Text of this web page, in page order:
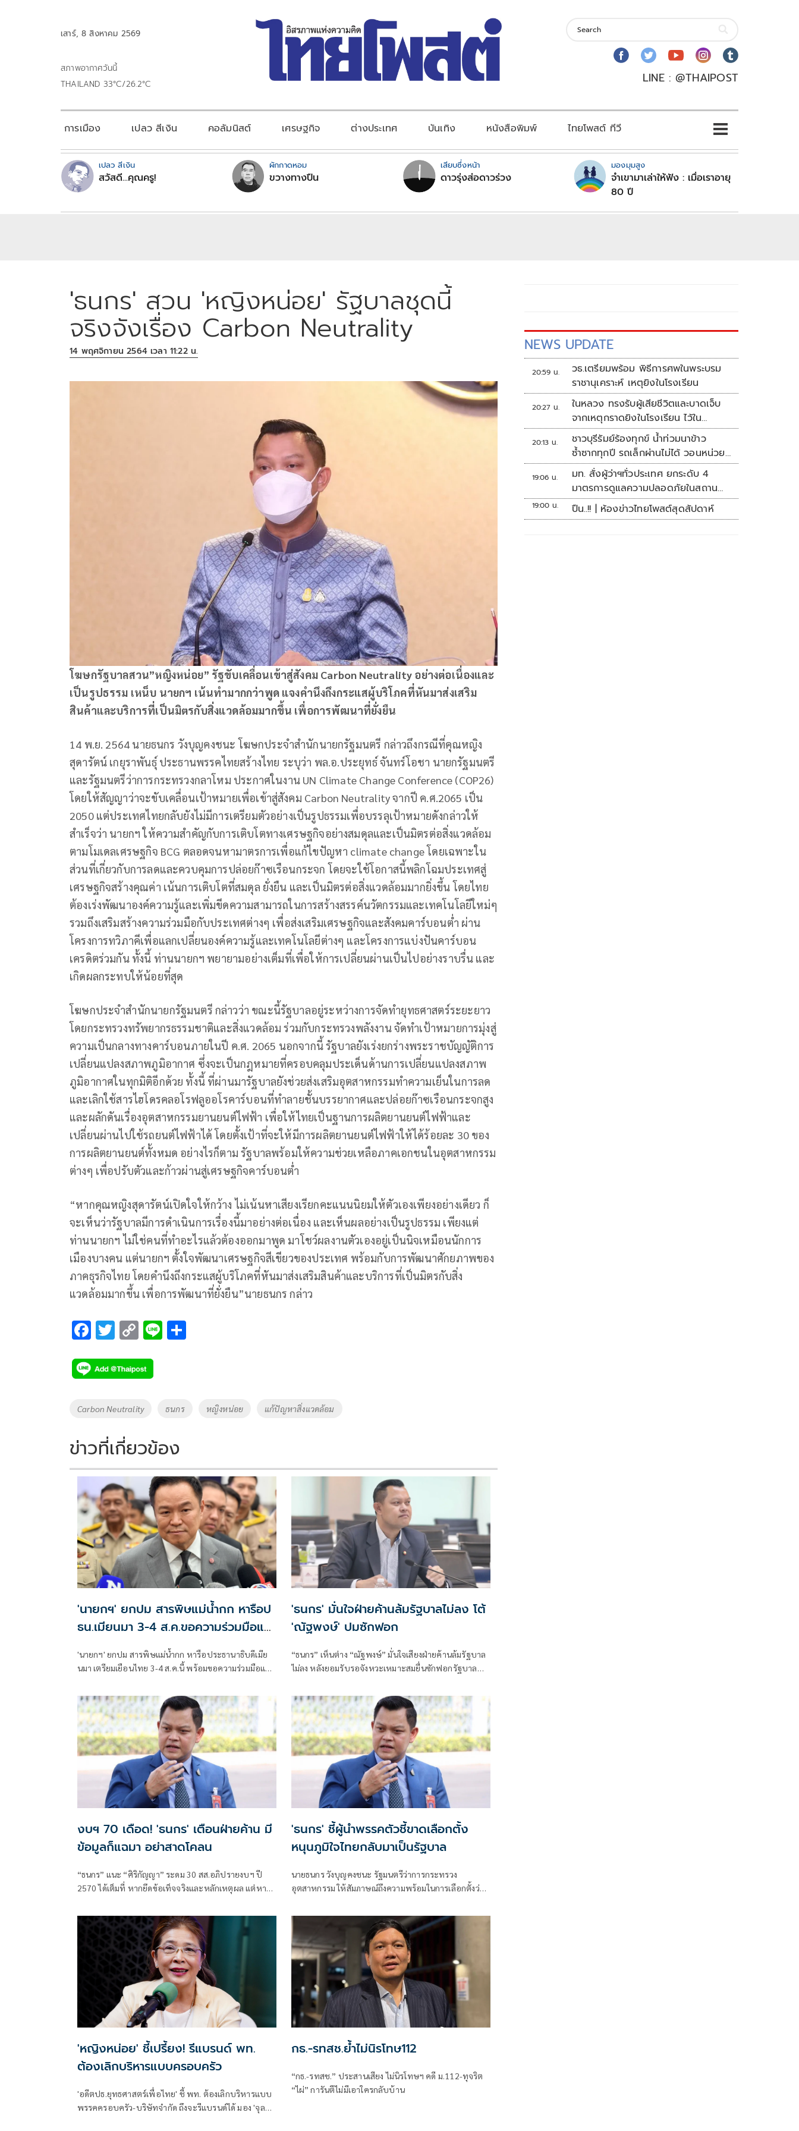
เสาร์, 8 สิงหาคม 2569
สภาพอากาศวันนี้
THAILAND 33°C/26.2°C
LINE : @THAIPOST
การเมือง เปลว สีเงิน คอลัมนิสต์ เศรษฐกิจ ต่างประเทศ บันเทิง หนังสือพิมพ์ ไทยโพสต์ ทีวี
เปลว สีเงิน
สวัสดี...คุณครู!
ผักกาดหอม
ขวางทางปืน
เสียบซึ่งหน้า
ดาวรุ่งส่อดาวร่วง
มองมุมสูง
จำเขามาเล่าให้ฟัง : เมื่อเราอายุ
80 ปี
'ธนกร' สวน 'หญิงหน่อย' รัฐบาลชุดนี้
จริงจังเรื่อง Carbon Neutrality
14 พฤศจิกายน 2564 เวลา 11:22 น.
โฆษกรัฐบาลสวน”หญิงหน่อย” รัฐขับเคลื่อนเข้าสู่สังคม Carbon Neutrality อย่างต่อเนื่องและ
เป็นรูปธรรม เหน็บ นายกฯ เน้นทำมากกว่าพูด แจงคำนึงถึงกระแสผู้บริโภคที่หันมาส่งเสริม
สินค้าและบริการที่เป็นมิตรกับสิ่งแวดล้อมมากขึ้น เพื่อการพัฒนาที่ยั่งยืน
14 พ.ย. 2564 นายธนกร วังบุญคงชนะ โฆษกประจำสำนักนายกรัฐมนตรี กล่าวถึงกรณีที่คุณหญิง
สุดารัตน์ เกยุราพันธุ์ ประธานพรรคไทยสร้างไทย ระบุว่า พล.อ.ประยุทธ์ จันทร์โอชา นายกรัฐมนตรี
และรัฐมนตรีว่าการกระทรวงกลาโหม ประกาศในงาน UN Climate Change Conference (COP26)
โดยให้สัญญาว่าจะขับเคลื่อนเป้าหมายเพื่อเข้าสู่สังคม Carbon Neutrality จากปี ค.ศ.2065 เป็น
2050 แต่ประเทศไทยกลับยังไม่มีการเตรียมตัวอย่างเป็นรูปธรรมเพื่อบรรลุเป้าหมายดังกล่าวให้
สำเร็จว่า นายกฯ ให้ความสำคัญกับการเติบโตทางเศรษฐกิจอย่างสมดุลและเป็นมิตรต่อสิ่งแวดล้อม
ตามโมเดลเศรษฐกิจ BCG ตลอดจนหามาตรการเพื่อแก้ไขปัญหา climate change โดยเฉพาะใน
ส่วนที่เกี่ยวกับการลดและควบคุมการปล่อยก๊าซเรือนกระจก โดยจะใช้โอกาสนี้พลิกโฉมประเทศสู่
เศรษฐกิจสร้างคุณค่า เน้นการเติบโตที่สมดุล ยั่งยืน และเป็นมิตรต่อสิ่งแวดล้อมมากยิ่งขึ้น โดยไทย
ต้องเร่งพัฒนาองค์ความรู้และเพิ่มขีดความสามารถในการสร้างสรรค์นวัตกรรมและเทคโนโลยีใหม่ๆ
รวมถึงเสริมสร้างความร่วมมือกับประเทศต่างๆ เพื่อส่งเสริมเศรษฐกิจและสังคมคาร์บอนต่ำ ผ่าน
โครงการทวิภาคีเพื่อแลกเปลี่ยนองค์ความรู้และเทคโนโลยีต่างๆ และโครงการแบ่งปันคาร์บอน
เครดิตร่วมกัน ทั้งนี้ ท่านนายกฯ พยายามอย่างเต็มที่เพื่อให้การเปลี่ยนผ่านเป็นไปอย่างราบรื่น และ
เกิดผลกระทบให้น้อยที่สุด
โฆษกประจำสำนักนายกรัฐมนตรี กล่าวว่า ขณะนี้รัฐบาลอยู่ระหว่างการจัดทำยุทธศาสตร์ระยะยาว
โดยกระทรวงทรัพยากรธรรมชาติและสิ่งแวดล้อม ร่วมกับกระทรวงพลังงาน จัดทำเป้าหมายการมุ่งสู่
ความเป็นกลางทางคาร์บอนภายในปี ค.ศ. 2065 นอกจากนี้ รัฐบาลยังเร่งยกร่างพระราชบัญญัติการ
เปลี่ยนแปลงสภาพภูมิอากาศ ซึ่งจะเป็นกฎหมายที่ครอบคลุมประเด็นด้านการเปลี่ยนแปลงสภาพ
ภูมิอากาศในทุกมิติอีกด้วย ทั้งนี้ ที่ผ่านมารัฐบาลยังช่วยส่งเสริมอุตสาหกรรมทำความเย็นในการลด
และเลิกใช้สารไฮโดรคลอโรฟลูออโรคาร์บอนที่ทำลายชั้นบรรยากาศและปล่อยก๊าซเรือนกระจกสูง
และผลักดันเรื่องอุตสาหกรรมยานยนต์ไฟฟ้า เพื่อให้ไทยเป็นฐานการผลิตยานยนต์ไฟฟ้าและ
เปลี่ยนผ่านไปใช้รถยนต์ไฟฟ้าได้ โดยตั้งเป้าที่จะให้มีการผลิตยานยนต์ไฟฟ้าให้ได้ร้อยละ 30 ของ
การผลิตยานยนต์ทั้งหมด อย่างไรก็ตาม รัฐบาลพร้อมให้ความช่วยเหลือภาคเอกชนในอุตสาหกรรม
ต่างๆ เพื่อปรับตัวและก้าวผ่านสู่เศรษฐกิจคาร์บอนต่ำ
“หากคุณหญิงสุดารัตน์เปิดใจให้กว้าง ไม่เน้นหาเสียงเรียกคะแนนนิยมให้ตัวเองเพียงอย่างเดียว ก็
จะเห็นว่ารัฐบาลมีการดำเนินการเรื่องนี้มาอย่างต่อเนื่อง และเห็นผลอย่างเป็นรูปธรรม เพียงแต่
ท่านนายกฯ ไม่ใช่คนที่ทำอะไรแล้วต้องออกมาพูด มาโชว์ผลงานตัวเองอยู่เป็นนิจเหมือนนักการ
เมืองบางคน แต่นายกฯ ตั้งใจพัฒนาเศรษฐกิจสีเขียวของประเทศ พร้อมกับการพัฒนาศักยภาพของ
ภาคธุรกิจไทย โดยคำนึงถึงกระแสผู้บริโภคที่หันมาส่งเสริมสินค้าและบริการที่เป็นมิตรกับสิ่ง
แวดล้อมมากขึ้น เพื่อการพัฒนาที่ยั่งยืน”นายธนกร กล่าว
F
e
b
o
k
T
tt
er
C
p
y
Li
k
Li
Tags
Carbon Neutrality ธนกร หญิงหน่อย แก้ปัญหาสิ่งแวดล้อม
ข่าวที่เกี่ยวข้อง
'นายกฯ' ยกปม สารพิษแม่น้ำกก หารือป
ธน.เมียนมา 3-4 ส.ค.ขอความร่วมมือแก้
'นายกฯ' ยกปม สารพิษแม่น้ำกก หารือประธานาธิบดีเมีย
นมา เตรียมเยือนไทย 3-4 ส.ค.นี้ พร้อมขอความร่วมมือแก้
'ธนกร' มั่นใจฝ่ายค้านล้มรัฐบาลไม่ลง โต้
'ณัฐพงษ์' ปมซักฟอก
“ธนกร” เห็นต่าง “ณัฐพงษ์” มั่นใจเสียงฝ่ายค้านล้มรัฐบาล
ไม่ลง หลังยอมรับรอจังหวะเหมาะสมยื่นซักฟอกรัฐบาล
ทุกสมัยเขาก็ทำกัน
งบฯ 70 เดือด! 'ธนกร' เตือนฝ่ายค้าน มี
ข้อมูลก็แฉมา อย่าสาดโคลน
“ธนกร” แนะ “ศิริกัญญา” ระดม 30 สส.อภิปรายงบฯ ปี
2570 ได้เต็มที่ หากยึดข้อเท็จจริงและหลักเหตุผล แต่หาก
“งบฝีแตก”
'ธนกร' ชี้ผู้นำพรรคตัวชี้ขาดเลือกตั้ง
หนุนภูมิใจไทยกลับมาเป็นรัฐบาล
นายธนกร วังบุญคงชนะ รัฐมนตรีว่าการกระทรวง
อุตสาหกรรม ให้สัมภาษณ์ถึงความพร้อมในการเลือกตั้งว่า
ครั้งนี้กระแสจะกลายเป็นตัวชี้ขาด แต่เท่าที่ตนมอ
'หญิงหน่อย' ชี้เปรี้ยง! รีแบรนด์ พท.
ต้องเลิกบริหารแบบครอบครัว
'อดีตปธ.ยุทธศาสตร์เพื่อไทย' ชี้ พท. ต้องเลิกบริหารแบบ
พรรคครอบครัว-บริษัทจำกัด ถึงจะรีแบรนด์ได้ มอง 'จุล
กธ.-รทสช.ย้ำไม่นิรโทษ112
“กธ.-รทสช.” ประสานเสียง ไม่นิรโทษฯ คดี ม.112-ทุจริต
“ไผ่” การันตีไม่มีเอาใครกลับบ้าน
NEWS UPDATE
20:59 น.
วธ.เตรียมพร้อม พิธีการศพในพระบรม
ราชานุเคราะห์ เหตุยิงในโรงเรียน
20:27 น.
ในหลวง ทรงรับผู้เสียชีวิตและบาดเจ็บ
จากเหตุกราดยิงในโรงเรียน ไว้ใน
พระบรมราชานุเคราะห์
20:13 น.
ชาวบุรีรัมย์ร้องทุกข์ น้ำท่วมนาข้าว
ซ้ำซากทุกปี รถเล็กผ่านไม่ได้ วอนหน่วย
งานเร่งแก้ไข
19:06 น.
มท. สั่งผู้ว่าฯทั่วประเทศ ยกระดับ 4
มาตรการดูแลความปลอดภัยในสถาน
ศึกษา
19:00 น. ปืน..!! | ห้องข่าวไทยโพสต์สุดสัปดาห์